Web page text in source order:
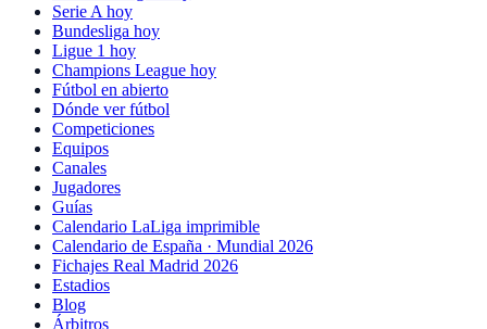
Serie A hoy
Bundesliga hoy
Ligue 1 hoy
Champions League hoy
Fútbol en abierto
Dónde ver fútbol
Competiciones
Equipos
Canales
Jugadores
Guías
Calendario LaLiga imprimible
Calendario de España · Mundial 2026
Fichajes Real Madrid 2026
Estadios
Blog
Árbitros